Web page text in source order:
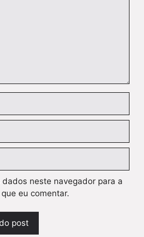
dados neste navegador para a
eu comentar.